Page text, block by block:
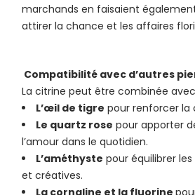
marchands en faisaient
attirer la chance et les affaires
Compatibilité avec d’autres
La citrine peut être combinée
L’œil de tigre pour renforcer la
Le quartz rose pour apporter
l’amour dans le quotidien.
L’améthyste pour équilibrer
et créatives.
La cornaline et la fluorine